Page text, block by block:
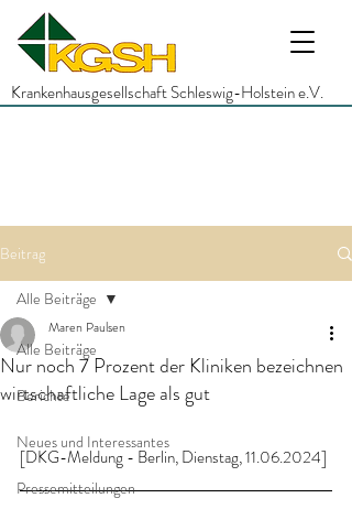
Krankenhausgesellschaft Schleswig-Holstein e.V.
Beitrag
Alle Beiträge
Berichte
Neues und Interessantes
Pressemitteilungen
Alle Beiträge
Nur noch 7 Prozent der Kliniken bezeichnen
wirtschaftliche Lage als gut
Maren Paulsen
[DKG-Meldung - Berlin, Dienstag, 11.06.2024]